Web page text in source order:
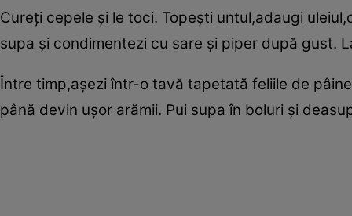
Cureţi cepele şi le toci. Topeşti untul,adaugi
supa şi condimentezi cu sare şi piper după gust.
Între timp,aşezi într-o tavă tapetată feliile de
până devin uşor arămii. Pui supa în boluri şi